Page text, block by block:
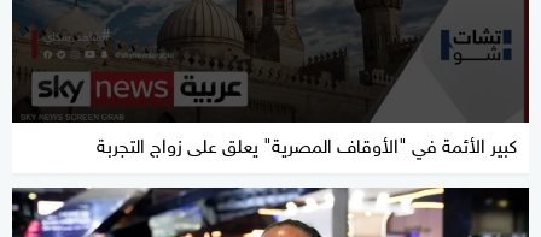
كبير الأئمة في "الأوقاف المصرية" يعلق على زواج التجربة